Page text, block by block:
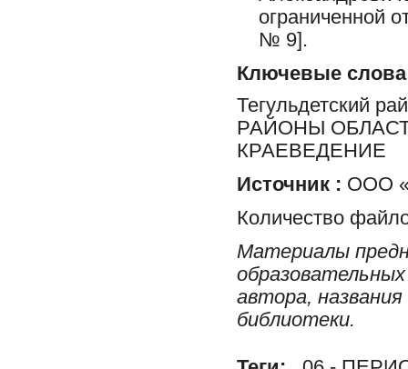
ограниченной
№ 9].
Ключевые слова
Тегульдетский
РАЙОНЫ
КРАЕВЕДЕНИЕ
Источник : ООО
Количество
Материалы
автора,
библиотеки.